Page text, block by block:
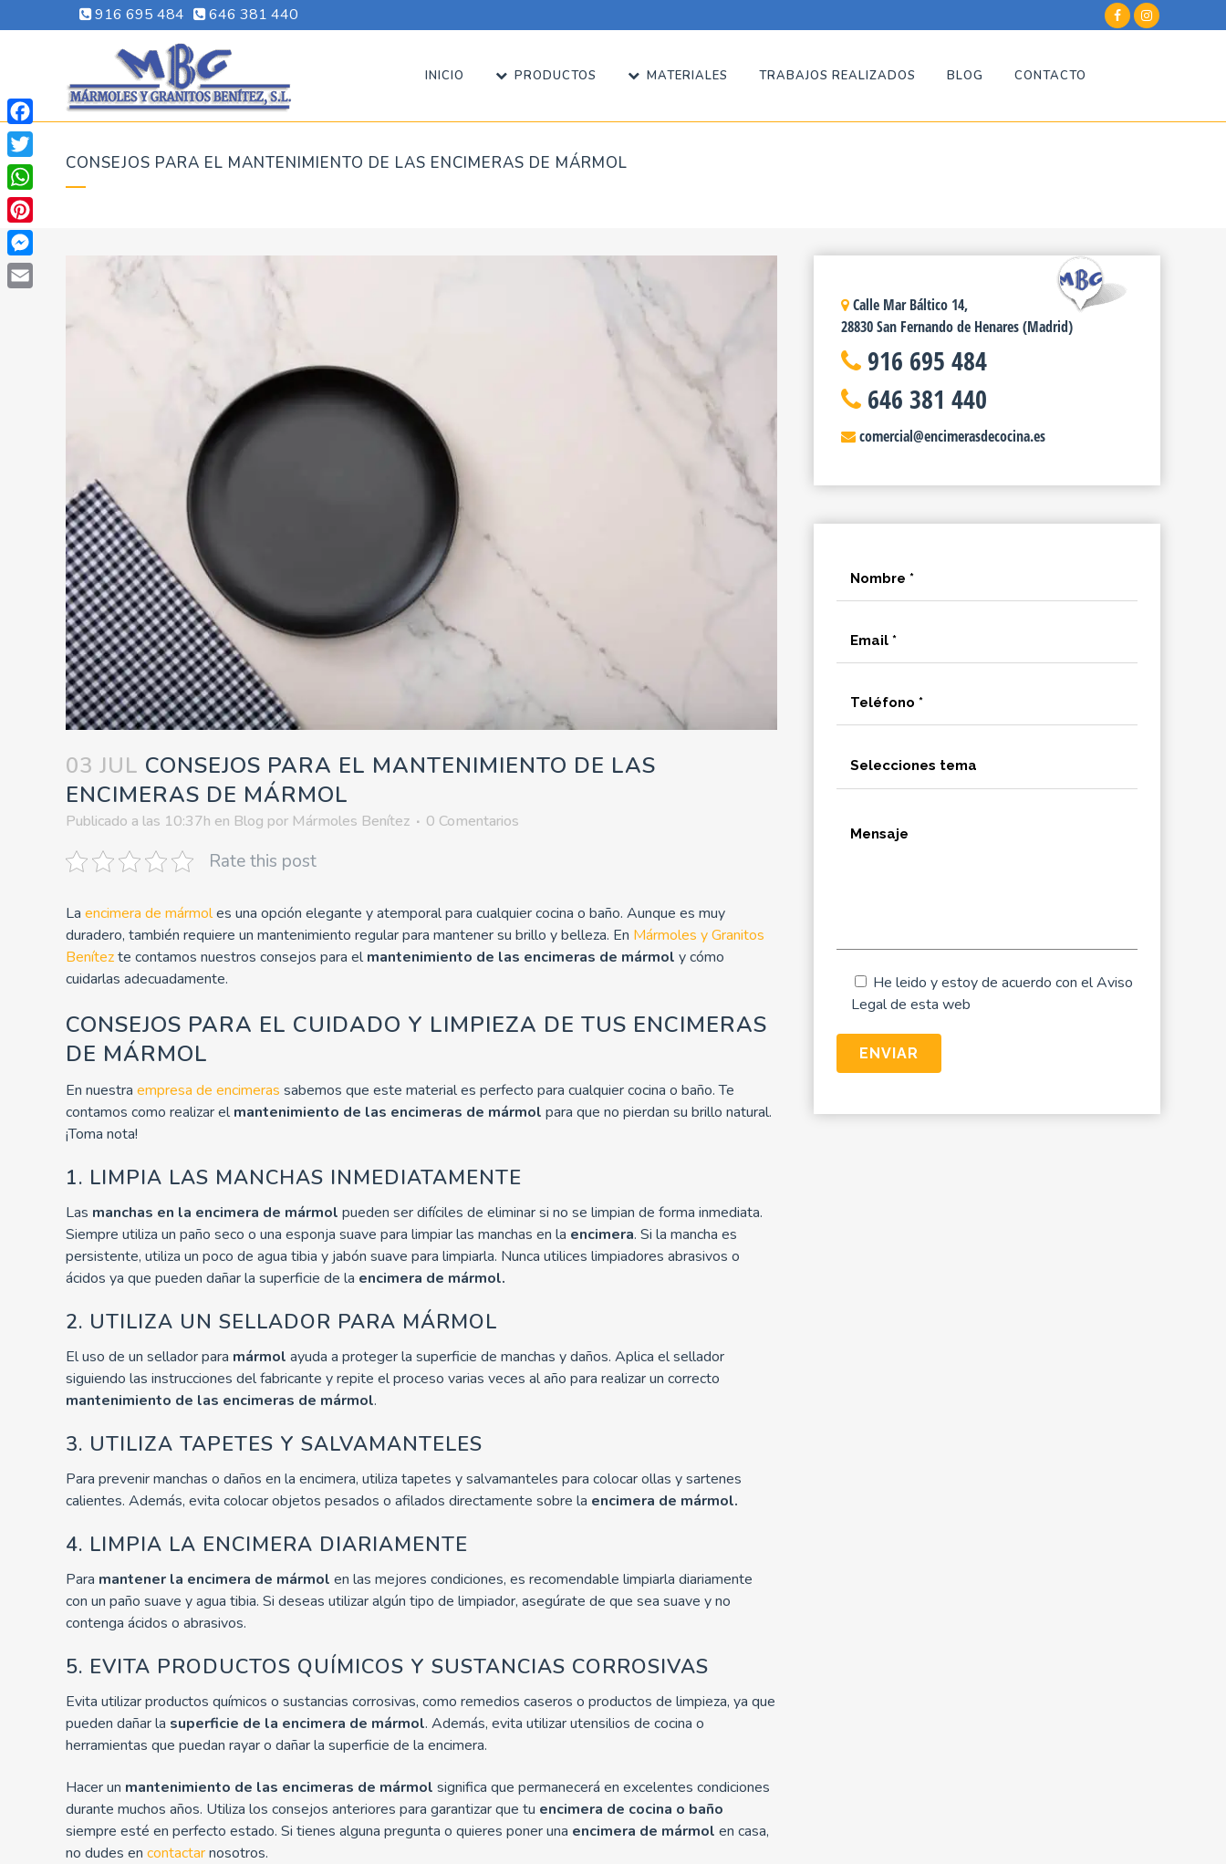
916 695 484 646 381 440
INICIO PRODUCTOS MATERIALES TRABAJOS REALIZADOS BLOG CONTACTO
CONSEJOS PARA EL MANTENIMIENTO DE LAS ENCIMERAS DE MÁRMOL
03 JUL CONSEJOS PARA EL MANTENIMIENTO DE LAS
ENCIMERAS DE MÁRMOL
Publicado a las 10:37h en Blog por Mármoles Benítez 0 Comentarios
Rate this post
La encimera de mármoles una opción elegante y atemporal para cualquier cocina o baño. Aunque es muy
duradero, también requiere un mantenimiento regular para mantener su brillo y belleza. En Mármoles y Granitos
Benítezte contamos nuestros consejos para elmantenimiento de las encimeras de mármol y cómo
cuidarlas adecuadamente.
CONSEJOS PARA EL CUIDADO Y LIMPIEZA DE TUS ENCIMERAS
DE MÁRMOL
En nuestra empresa de encimeras sabemos que este material es perfecto para cualquier cocina o baño. Te
contamos como realizar elmantenimiento de las encimeras de mármol para que no pierdan su brillo natural.
¡Toma nota!
1. LIMPIA LAS MANCHAS INMEDIATAMENTE
Las manchas en la encimera de mármol pueden ser difíciles de eliminar si no se limpian de forma inmediata.
Siempre utiliza un paño seco o una esponja suave para limpiar las manchas en la encimera. Si la mancha es
persistente, utiliza un poco de agua tibia y jabón suave para limpiarla. Nunca utilices limpiadores abrasivos o
ácidos ya que pueden dañar la superficie de la encimera de mármol.
2. UTILIZA UN SELLADOR PARA MÁRMOL
El uso de un sellador para mármol ayuda a proteger la superficie de manchas y daños. Aplica el sellador
siguiendo las instrucciones del fabricante y repite el proceso varias veces al año para realizar un correcto
mantenimiento de las encimeras de mármol.
3. UTILIZA TAPETES Y SALVAMANTELES
Para prevenir manchas o daños en la encimera, utiliza tapetes y salvamanteles para colocar ollas y sartenes
calientes. Además, evita colocar objetos pesados ​​o afilados directamente sobre la encimera de mármol.
4. LIMPIA LA ENCIMERA DIARIAMENTE
Para mantener la encimera de mármol en las mejores condiciones, es recomendable limpiarla diariamente
con un paño suave y agua tibia. Si deseas utilizar algún tipo de limpiador, asegúrate de que sea suave y no
contenga ácidos o abrasivos.
5. EVITA PRODUCTOS QUÍMICOS Y SUSTANCIAS CORROSIVAS
Evita utilizar productos químicos o sustancias corrosivas, como remedios caseros o productos de limpieza, ya que
pueden dañar la superficie de la encimera de mármol. Además, evita utilizar utensilios de cocina o
herramientas que puedan rayar o dañar la superficie de la encimera.
Hacer un mantenimiento de las encimeras de mármol significa que permanecerá en excelentes condiciones
durante muchos años. Utiliza los consejos anteriores para garantizar que tu encimera de cocina o baño
siempre esté en perfecto estado. Si tienes alguna pregunta o quieres poner una encimera de mármol en casa,
no dudes en contactarnosotros.
Calle Mar Báltico 14,
28830 San Fernando de Henares (Madrid)
916 695 484
646 381 440
comercial@encimerasdecocina.es
He leido y estoy de acuerdo con elAviso
Legalde esta web
Facebook
Twitter
WhatsApp
Pinterest
Messenger